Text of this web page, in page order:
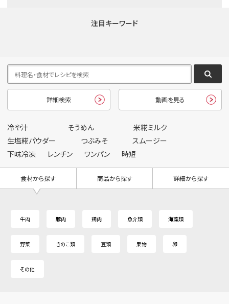
注目キーワード
詳細検索 動画を見る
冷や汁 そうめん
米糀ミルク
生塩糀パウダー
つぶみそ
スムージー
下味冷凍
レンチン ワンパン 時短
食材から探す 商品から探す 詳細から探す
牛肉 豚肉 鶏肉 魚介類 海藻類
野菜 きのこ類 豆類 果物 卵
その他